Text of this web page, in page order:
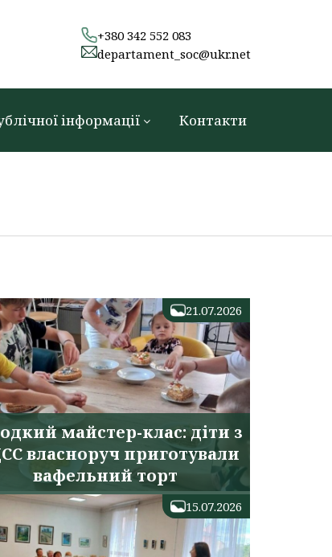
+380 342 552 083
departament_soc@ukr.net
інформації Контакти
майстер-клас: діти з
власноруч приготували
вафельний торт
21.07.2026
15.07.2026